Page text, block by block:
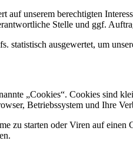
auf unserem berechtigten
Stelle und ggf.
statistisch ausgewertet, um
„Cookies“. Cookies sind
Betriebssystem und Ihre
zu starten oder Viren auf